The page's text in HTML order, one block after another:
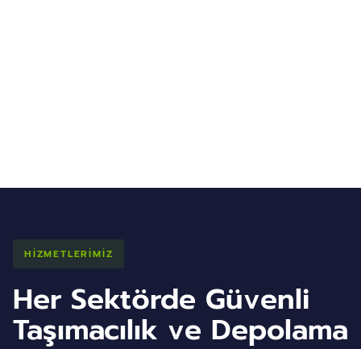
HİZMETLERİMİZ
Her Sektörde Güvenli
Taşımacılık ve Depolama